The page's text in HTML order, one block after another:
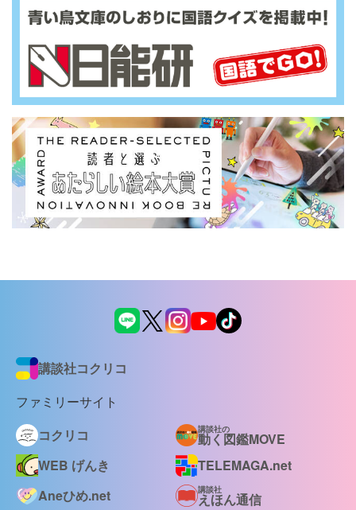
講談社コクリコ
ファミリーサイト
コクリコ
講談社の
動く図鑑MOVE
WEB げんき
TELEMAGA.net
Aneひめ.net
講談社
えほん通信